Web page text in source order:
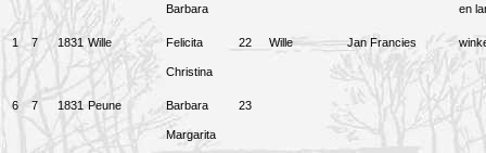
Barbara en
1 7 1831 Wille Felicita
Christina
22 Wille Jan Francies
6 7 1831 Peune Barbara
Margarita
23